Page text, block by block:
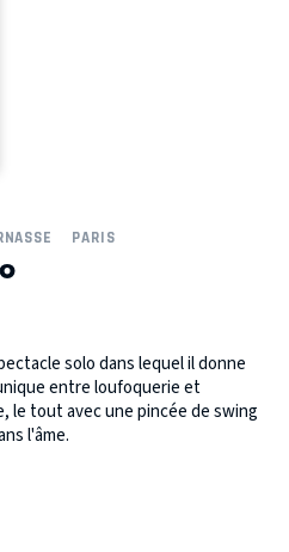
PARIS
solo dans lequel il donne
entre loufoquerie et
le tout avec une pincée de swing
l'âme.